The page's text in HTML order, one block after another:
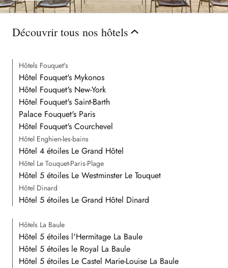
Découvrir tous nos hôtels
Hôtels Fouquet's
Hôtel Fouquet's Mykonos
Hôtel Fouquet's New-York
Hôtel Fouquet's Saint-Barth
Palace Fouquet's Paris
Hôtel Fouquet's Courchevel
Hôtel Enghien-les-bains
Hôtel 4 étoiles Le Grand Hôtel
Hôtel Le Touquet-Paris-Plage
Hôtel 5 étoiles Le Westminster Le Touquet
Hôtel Dinard
Hôtel 5 étoiles Le Grand Hôtel Dinard
Hôtels La Baule
Hôtel 5 étoiles l'Hermitage La Baule
Hôtel 5 étoiles le Royal La Baule
Hôtel 5 étoiles Le Castel Marie-Louise La Baule